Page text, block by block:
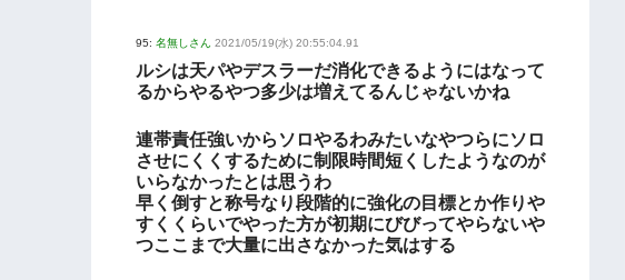
95: 名無しさん 2021/05/19(水) 20:55:04.91
ルシは天パやデスラーだ消化できるようにはなって
るからやるやつ多少は増えてるんじゃないかね
連帯責任強いからソロやるわみたいなやつらにソロ
させにくくするために制限時間短くしたようなのが
いらなかったとは思うわ
早く倒すと称号なり段階的に強化の目標とか作りや
すくくらいでやった方が初期にびびってやらないや
つここまで大量に出さなかった気はする